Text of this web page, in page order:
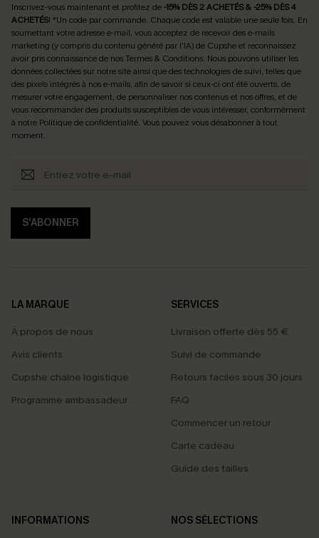
Inscrivez-vous maintenant et profitez de -15% DÈS 2 ACHETÉS & -25% DÈS 4
ACHETÉS! *Un code par commande. Chaque code est valable une seule fois. En
soumettant votre adresse e-mail, vous acceptez de recevoir des e-mails
marketing (y compris du contenu généré par l'IA) de Cupshe et reconnaissez
avoir pris connaissance de nosTermes & Conditions. Nous pouvons utiliser les
données collectées sur notre site ainsi que des technologies de suivi, telles que
des pixels intégrés à nos e-mails, afin de savoir si ceux-ci ont été ouverts, de
mesurer votre engagement, de personnaliser nos contenus et nos offres, et de
vous recommander des produits susceptibles de vous intéresser, conformément
à notre Politique de confidentialité. Vous pouvez vous désabonner à tout
moment.
S'ABONNER
LA MARQUE
À propos de nous
Avis clients
Cupshe chaîne logistique
Programme ambassadeur
SERVICES
Livraison offerte dès 55 €
Suivi de commande
Retours faciles sous 30 jours
FAQ
Commencer un retour
Carte cadeau
Guide des tailles
INFORMATIONS
NOS SÉLECTIONS
PROFITEZ DE -15%